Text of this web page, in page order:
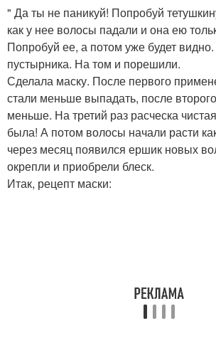
" Да ты не паникуй! Попробуй
как у нее волосы падали и она ею
Попробуй ее, а потом уже будет
пустырника. На том и порешили.
Сделала маску. После первого
стали меньше выпадать, после
меньше. На третий раз расческа
была! А потом волосы начали расти
через месяц появился ершик новых
окрепли и приобрели блеск.
Итак, рецепт маски: